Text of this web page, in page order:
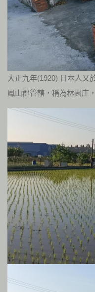
大正九年(1920) 日本人又
鳳山郡管轄，稱為林園庄